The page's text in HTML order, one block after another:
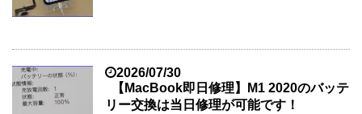
2026/07/30
【MacBook即日修理】M1 2020のバッテ
リー交換は当日修理が可能です！